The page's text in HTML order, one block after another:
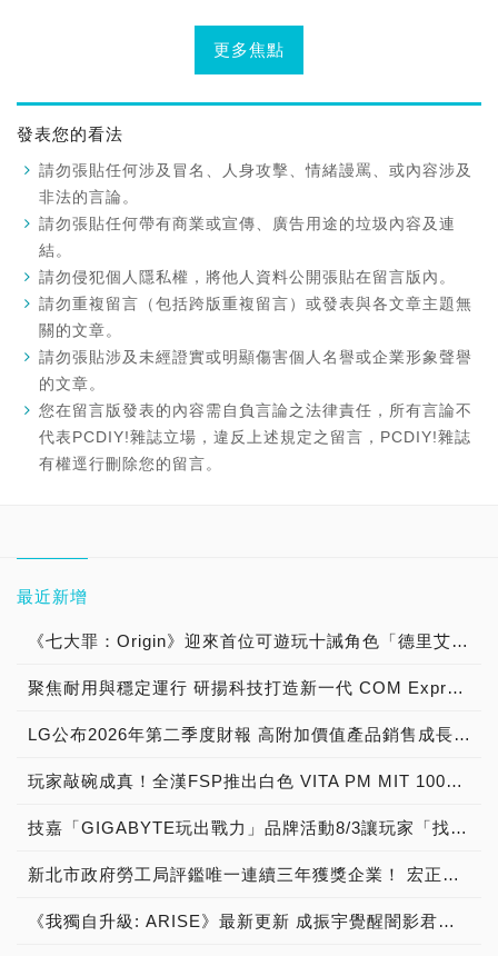
更多焦點
發表您的看法
請勿張貼任何涉及冒名、人身攻擊、情緒謾罵、或內容涉及
非法的言論。
請勿張貼任何帶有商業或宣傳、廣告用途的垃圾內容及連
結。
請勿侵犯個人隱私權，將他人資料公開張貼在留言版內。
請勿重複留言（包括跨版重複留言）或發表與各文章主題無
關的文章。
請勿張貼涉及未經證實或明顯傷害個人名譽或企業形象聲譽
的文章。
您在留言版發表的內容需自負言論之法律責任，所有言論不
代表PCDIY!雜誌立場，違反上述規定之留言，PCDIY!雜誌
有權逕行刪除您的留言。
最近新增
《七大罪：Origin》迎來首位可遊玩十誡角色「德里艾利」
聚焦耐用與穩定運行 研揚科技打造新一代 COM Express Type 6 模組
LG公布2026年第二季度財報 高附加價值產品銷售成長與成本競爭力提升，營業獲利年增 147%
玩家敲碗成真！全漢FSP推出白色 VITA PM MIT 1000W 靜音電源純白上市！ MIT 白金電源首度披上純白戰袍，支援 ATX 3.1、PCIe 5.1，10年保固！
技嘉「GIGABYTE玩出戰力」品牌活動8/3讓玩家「找到專屬配備」
新北市政府勞工局評鑑唯一連續三年獲獎企業！ 宏正三度榮膺新北市政府<友善移工企業>殊榮
《我獨自升級: ARISE》最新更新 成振宇覺醒闇影君主繼承者